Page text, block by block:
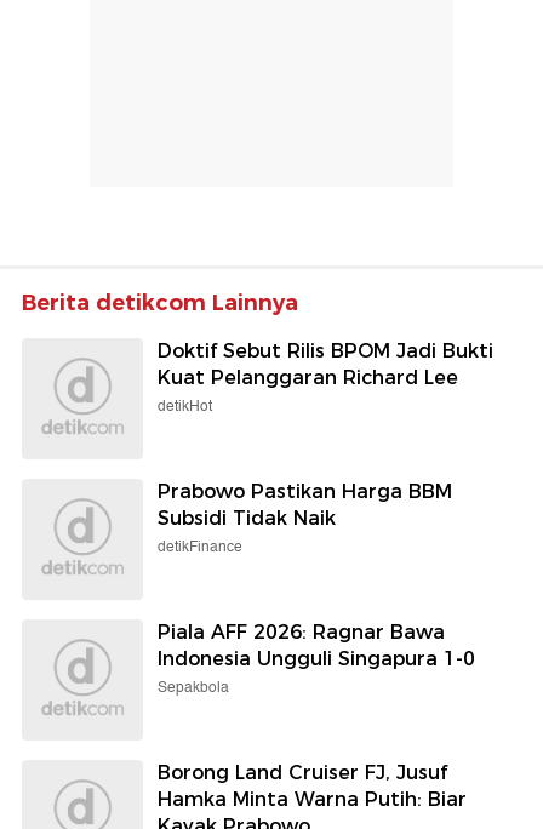
Berita detikcom Lainnya
Doktif Sebut Rilis BPOM Jadi Bukti
Kuat Pelanggaran Richard Lee
detikHot
Prabowo Pastikan Harga BBM
Subsidi Tidak Naik
detikFinance
Piala AFF 2026: Ragnar Bawa
Indonesia Ungguli Singapura 1-0
Sepakbola
Borong Land Cruiser FJ, Jusuf
Hamka Minta Warna Putih: Biar